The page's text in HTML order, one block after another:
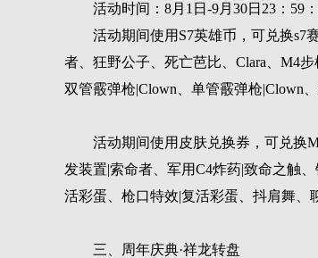
活动时间：8月1日-9月30日23：59
活动期间使用S7英雄币，可兑换s7
者、狂野公子、死亡芭比、Clara、M4
双管霰弹枪|Clown、单管霰弹枪|Clown
活动期间使用皮肤兑换券，可兑换
发装置|索命者、军用C4炸药|致命之触
活彩蛋、枪口特效|复活彩蛋、抖肩舞、
三、周年庆典·祥龙转盘